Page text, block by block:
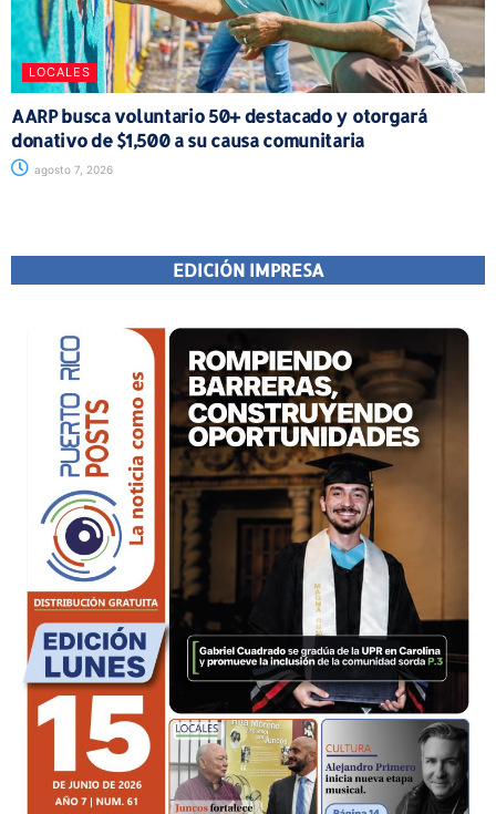
LOCALES
AARP busca voluntario 50+ destacado y otorgará
donativo de $1,500 a su causa comunitaria
agosto 7, 2026
EDICIÓN IMPRESA